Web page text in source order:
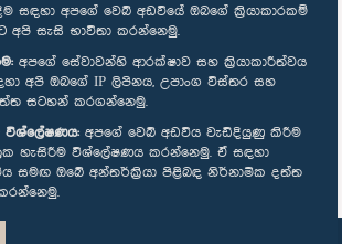
සඳහා අපගේ වෙබ් අඩවියේ ඔබගේ ක්‍රියාකාරකම්
සැසි භාවිතා කරන්නෙමු.
අපගේ සේවාවන්හි ආරක්ෂාව සහ ක්‍රියාකාරීත්වය
අපි ඔබගේ IP ලිපිනය, උපාංග විස්තර සහ
සටහන් කරගන්නෙමු.
විශ්ලේෂණය: අපගේ වෙබ් අඩවිය වැඩිදියුණු කිරීම
හැසිරීම විශ්ලේෂණය කරන්නෙමු. ඒ සඳහා
සමඟ ඔබේ අන්තර්ක්‍රියා පිළිබඳ නිර්නාමික දත්ත
: